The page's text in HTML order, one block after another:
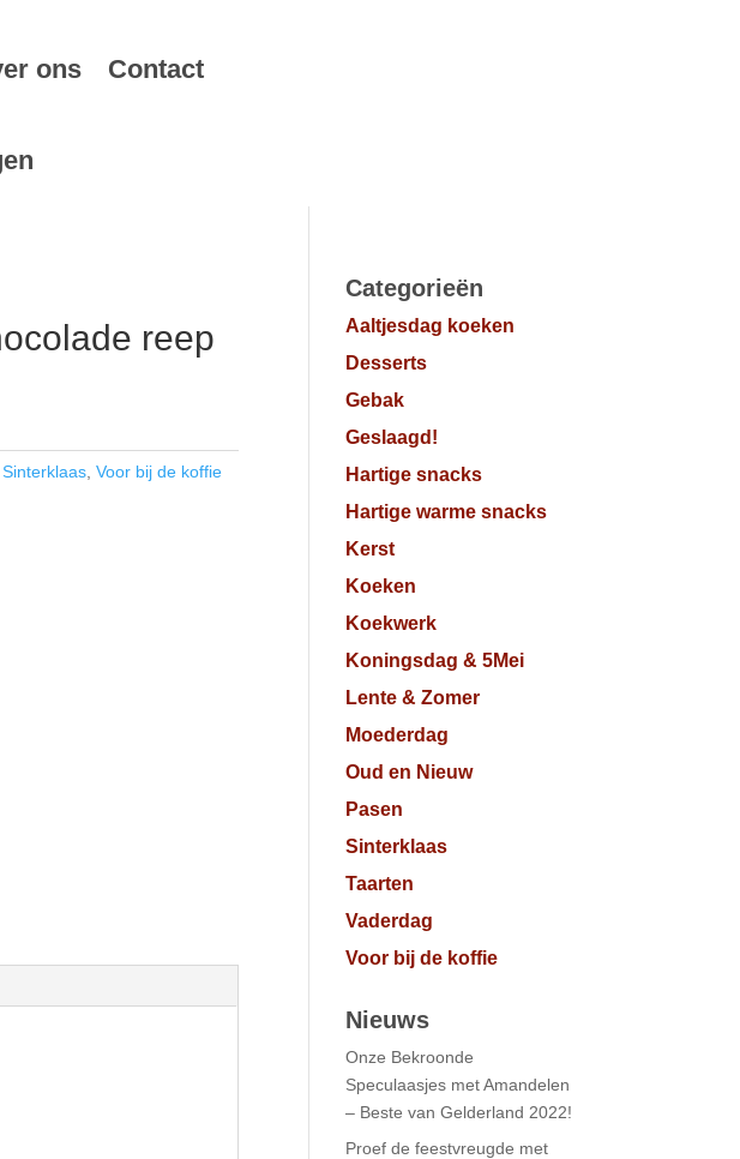
ons Contact
reep
Sinterklaas ,Voor bij de koffie
Categorieën
Aaltjesdag koeken
Desserts
Gebak
Geslaagd!
Hartige snacks
Hartige warme snacks
Kerst
Koeken
Koekwerk
Koningsdag & 5Mei
Lente & Zomer
Moederdag
Oud en Nieuw
Pasen
Sinterklaas
Taarten
Vaderdag
Voor bij de koffie
Nieuws
Onze Bekroonde
Speculaasjes met Amandelen
– Beste van Gelderland 2022!
Proef de feestvreugde met